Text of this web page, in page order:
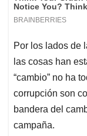
Por los lados de
las cosas han
“cambio” no ha
corrupción son
bandera del
campaña.